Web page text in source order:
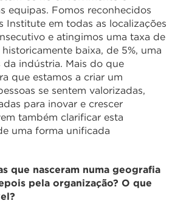
equipas. Fomos reconhecidos
Institute em todas as localizações
e atingimos uma taxa de
baixa, de 5%, uma
da indústria. Mais do que
que estamos a criar um
se sentem valorizadas,
para inovar e crescer
também clarificar esta
uma forma unificada
que nasceram numa geografia
pela organização? O que